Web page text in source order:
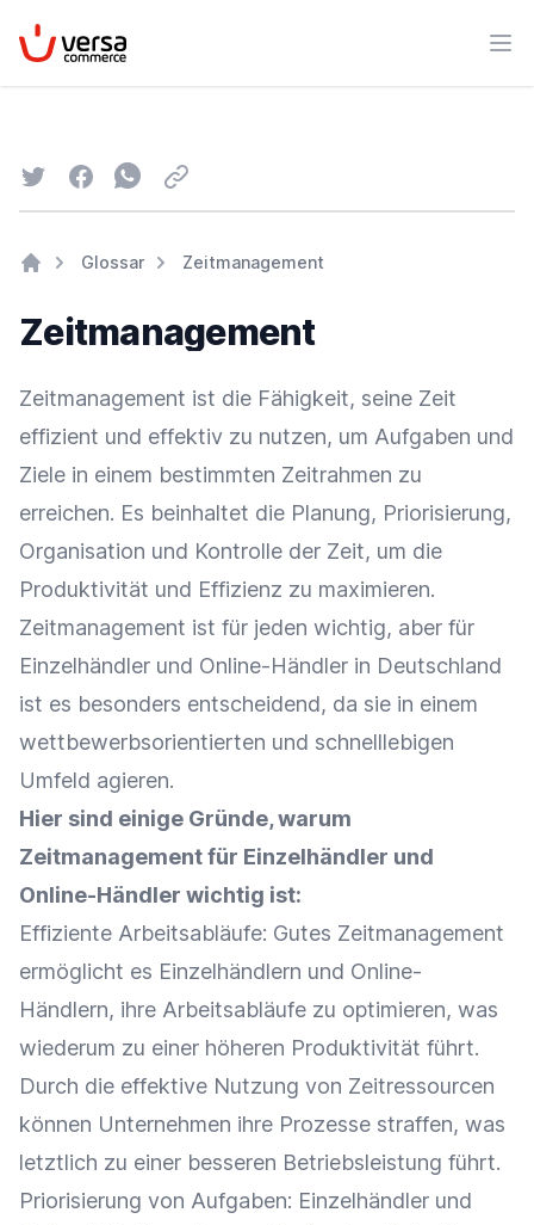
VersaCommerce
TwitterFacebookWhatsapp
Email
Glossar Zeitmanagement
Zeitmanagement
Zeitmanagement ist die Fähigkeit, seine Zeit
effizient und effektiv zu nutzen, um Aufgaben und
Ziele in einem bestimmten Zeitrahmen zu
erreichen. Es beinhaltet die Planung, Priorisierung,
Organisation und Kontrolle der Zeit, um die
Produktivität und Effizienz zu maximieren.
Zeitmanagement ist für jeden wichtig, aber für
Einzelhändler und Online-Händler in Deutschland
ist es besonders entscheidend, da sie in einem
wettbewerbsorientierten und schnelllebigen
Umfeld agieren.
Hier sind einige Gründe, warum
Zeitmanagement für Einzelhändler und
Online-Händler wichtig ist:
Effiziente Arbeitsabläufe: Gutes Zeitmanagement
ermöglicht es Einzelhändlern und Online-
Händlern, ihre Arbeitsabläufe zu optimieren, was
wiederum zu einer höheren Produktivität führt.
Durch die effektive Nutzung von Zeitressourcen
können Unternehmen ihre Prozesse straffen, was
letztlich zu einer besseren Betriebsleistung führt.
Priorisierung von Aufgaben: Einzelhändler und